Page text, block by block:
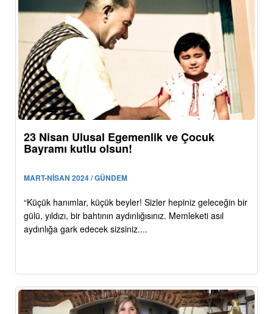
23 Nisan Ulusal Egemenlik ve Çocuk
Bayramı kutlu olsun!
MART-NİSAN 2024 / GÜNDEM
“Küçük hanımlar, küçük beyler! Sizler hepiniz geleceğin bir
gülü, yıldızı, bir bahtının aydınlığısınız. Memleketi asıl
aydınlığa gark edecek sizsiniz....